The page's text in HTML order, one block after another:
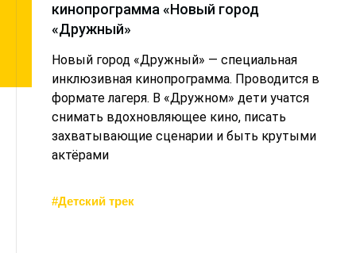
кинопрограмма «Новый город
«Дружный»
Новый город «Дружный» — специальная
инклюзивная кинопрограмма. Проводится в
формате лагеря. В «Дружном» дети учатся
снимать вдохновляющее кино, писать
захватывающие сценарии и быть крутыми
актёрами
#Детский трек